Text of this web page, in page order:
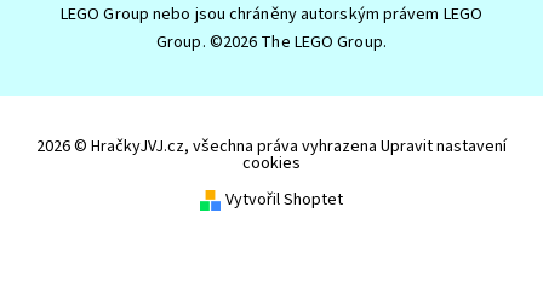
LEGO Group nebo jsou chráněny autorským právem LEGO
Group. ©2026 The LEGO Group.
2026 © HračkyJVJ.cz, všechna práva vyhrazena Upravit nastavení
cookies
Vytvořil Shoptet